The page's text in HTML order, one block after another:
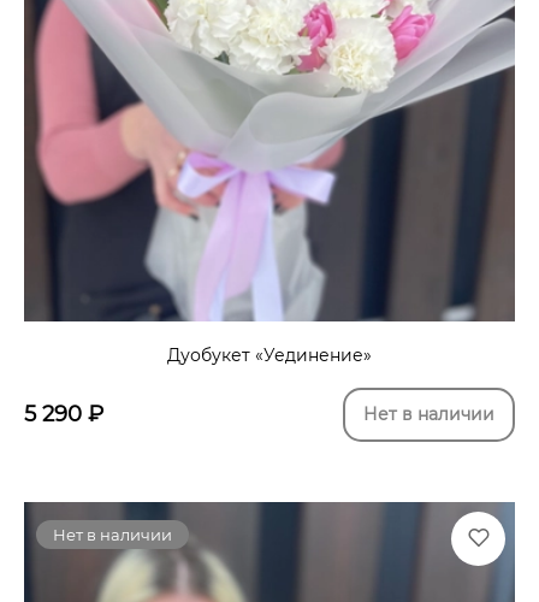
Дуобукет «Уединение»
5 290 ₽ Нет в наличии
Нет в наличии